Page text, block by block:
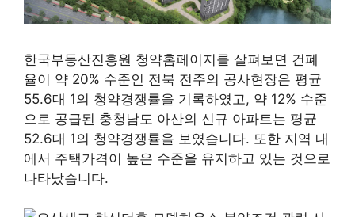
한국부동산진흥원 청약홈페이지를 살펴보면 건폐
율이 약 20% 수준인 전북 전주의 공사현장은 평균
55.6대 1의 청약경쟁률을 기록하였고, 약 12% 수준
으로 공급된 충청남도 아산의 신규 아파트는 평균
52.6대 1의 청약경쟁률을 보였습니다. 또한 지역 내
에서 주택가격이 높은 수준을 유지하고 있는 것으로
나타났습니다.